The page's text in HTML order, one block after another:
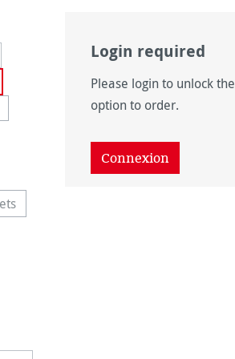
pour le moment.)
n'est pas disponible pour le moment.)
pour le moment.)
option n'est pas disponible pour le moment.)
pour le moment.)
Login required
Please login to unlock the
option to order.
Connexion